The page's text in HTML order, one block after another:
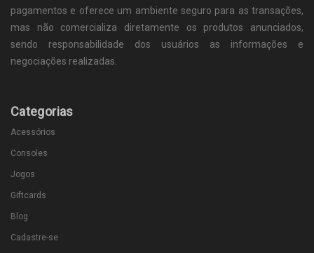
pagamentos e oferece um ambiente seguro para as transações,
mas não comercializa diretamente os produtos anunciados,
sendo responsabilidade dos usuários as informações e
negociações realizadas.
Categorias
Acessórios
Consoles
Jogos
Giftcards
Blog
Cadastre-se